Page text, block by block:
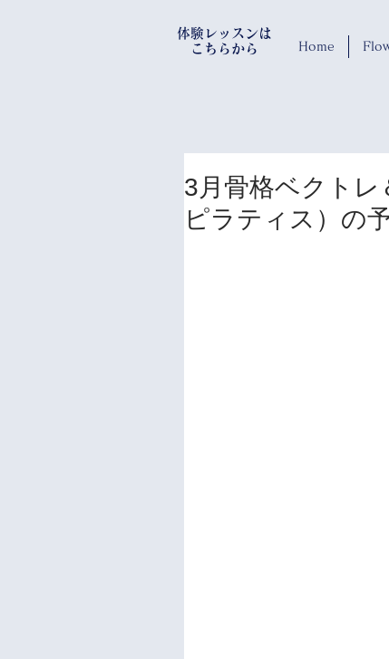
Home
​体験レッスンは
​ こちらから
3月骨格ベクトレ
ピラティス）の